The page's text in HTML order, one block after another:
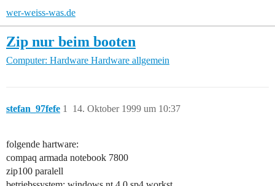
wer-weiss-was.de
Zip nur beim booten
Computer: Hardware Hardware allgemein
stefan_97fefe 14. Oktober 1999 um 10:37
1
folgende hartware:
compaq armada notebook 7800
zip100 paralell